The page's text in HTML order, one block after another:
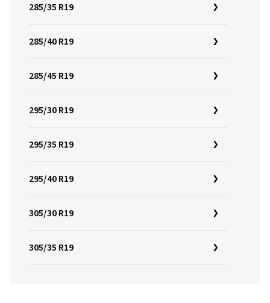
285/35 R19
285/40 R19
285/45 R19
295/30 R19
295/35 R19
295/40 R19
305/30 R19
305/35 R19